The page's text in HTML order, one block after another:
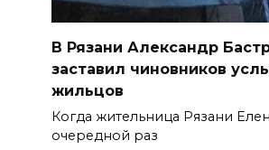
В Рязани Александр
заставил чиновников
жильцов
Когда жительница Рязани
очередной раз